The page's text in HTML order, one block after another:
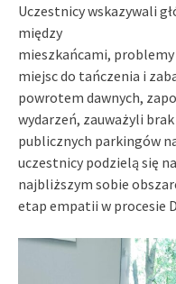
Uczestnicy wskazywali
między
mieszkańcami,
miejsc do tańczenia i
powrotem dawnych,
wydarzeń, zauważyli
publicznych parkingów
uczestnicy podzielą się
najbliższym sobie
etap empatii w procesie